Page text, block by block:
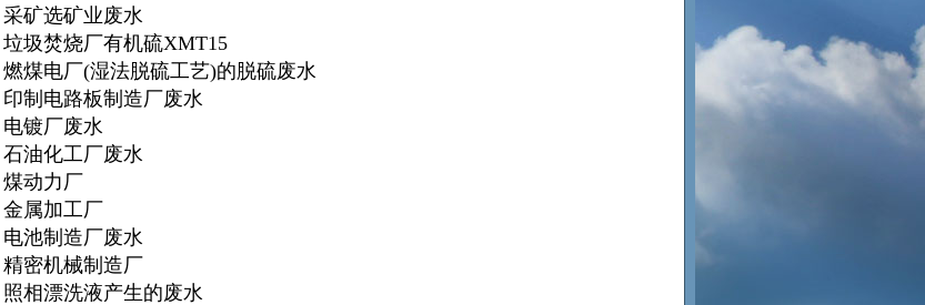
选矿业废水
焚烧厂有机硫XMT15
电厂(湿法脱硫工艺)的脱硫废水
电路板制造厂废水
厂废水
化工厂废水
力厂
加工厂
制造厂废水
机械制造厂
漂洗液产生的废水